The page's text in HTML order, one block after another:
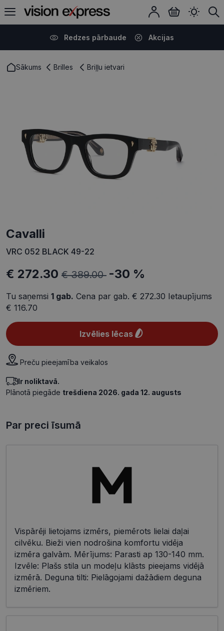
Redzes pārbaude Akcijas
Sākums Brilles Briļļu ietvari
cavalli
VRC 052 BLACK 49-22
€ 272.30 € 389.00 -30 %
Tu saņemsi 1 gab. Cena par gab. € 272.30 Ietaupījums
€ 116.70
Izvēlies lēcas
Preču pieejamība veikalos
Ir noliktavā.
Plānotā piegāde trešdiena 2026. gada 12. augusts
Par preci īsumā
Vispārēji lietojams izmērs, piemērots lielai daļai
cilvēku. Bieži vien nodrošina komfortu vidēja
izmēra galvām. Mērījums: Parasti ap 130-140 mm.
Izvēle: Plašs stila un modeļu klāsts pieejams vidējā
izmērā. Deguna tilti: Pielāgojami dažādiem deguna
izmēriem.